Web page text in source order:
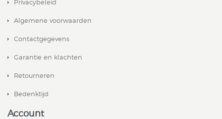
Privacybeleid
Algemene voorwaarden
Contactgegevens
Garantie en klachten
Retourneren
Bedenktijd
Account